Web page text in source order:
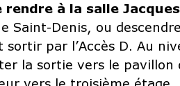
rendre à la salle
Saint-Denis, ou
sortir par l’Accès D. Au
la sortie vers le pavillon